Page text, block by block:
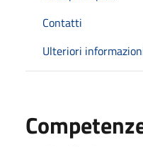
Contatti
Ulteriori